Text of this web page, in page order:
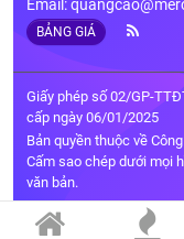
Email:
BẢNG GIÁ
Giấy phép số 02/GP-
cấp ngày 06/01/2025
Bản quyền thuộc về
Cấm sao chép dưới mọi
văn bản.